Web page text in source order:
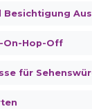
Besichtigung
On-Hop-Off
für